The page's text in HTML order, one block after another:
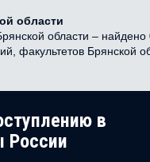
области
области – найдено
факультетов
в
России